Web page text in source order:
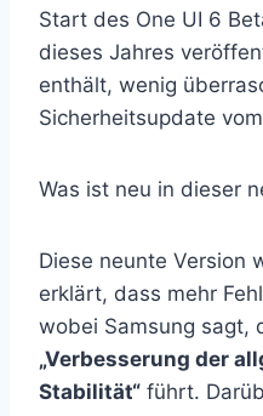
Start des One UI 6
dieses Jahres
enthält, wenig
Sicherheitsupdate
Was ist neu in dieser
Diese neunte Version
erklärt, dass mehr
wobei Samsung sagt,
„Verbesserung der
Stabilität“ führt.